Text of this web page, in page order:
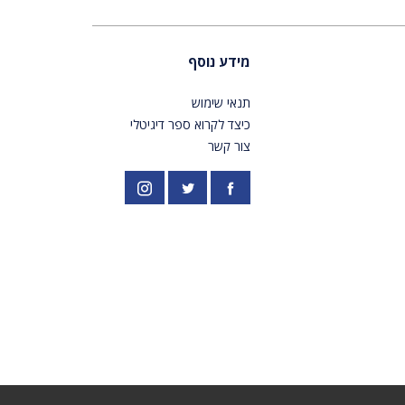
מידע נוסף
תנאי שימוש
כיצד לקרוא ספר דיגיטלי
צור קשר
פייסבוק PardesPublish
אינסטגרם